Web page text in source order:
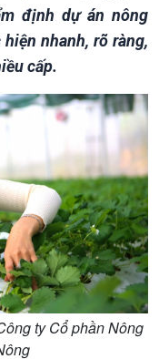
định dự án nông
nhanh, rõ ràng,
cấp.
ty Cổ phần Nông